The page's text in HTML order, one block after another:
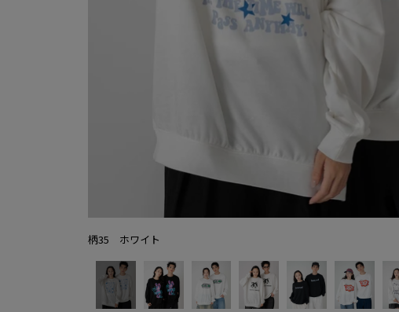
柄35 ホワイト